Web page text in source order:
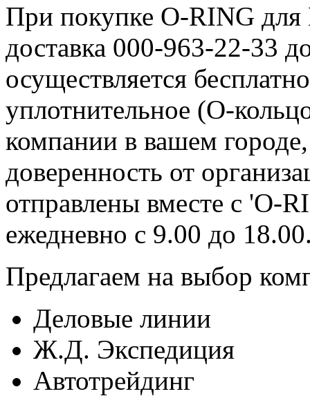
При покупке O-RING для
доставка 000-963-22-33
осуществляется
уплотнительное (О-
компании в вашем
доверенность от
отправлены вместе с 'O-
ежедневно с 9.00 до
Предлагаем на выбор
Деловые линии
Ж.Д. Экспедиция
Автотрейдинг